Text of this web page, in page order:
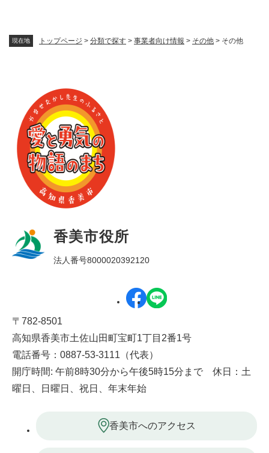
現在地 トップページ > 分類で探す > 事業者向け情報 > その他 > その他
香美市役所
法人番号8000020392120
〒782-8501
高知県香美市土佐山田町宝町1丁目2番1号
電話番号：0887-53-3111（代表）
開庁時間: 午前8時30分から午後5時15分まで 休日：土
曜日、日曜日、祝日、年末年始
香美市へのアクセス